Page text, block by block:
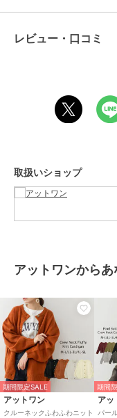
はもちろん、デニムパ
カジュアルな着こなしで
イリングに♪
足元は、ローファーやロ
大きいサイズは、ビッグ
【サイズ】
［M-Lサイズ］着丈：
59cm、袖ぐり：23.5cm
［LL-3Lサイズ］着丈：
59cm、袖ぐり：25cm、
［4L-5Lサイズ］着丈：
59cm、袖ぐり：26.5cm
レビュー・口コミ
取扱いショップ
アットワンから
期間限定SALE
アットワン
クルーネックふわふわニット
期間
アッ
パー